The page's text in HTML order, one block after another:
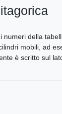
numeri della
mobili, ad
è scritto sul